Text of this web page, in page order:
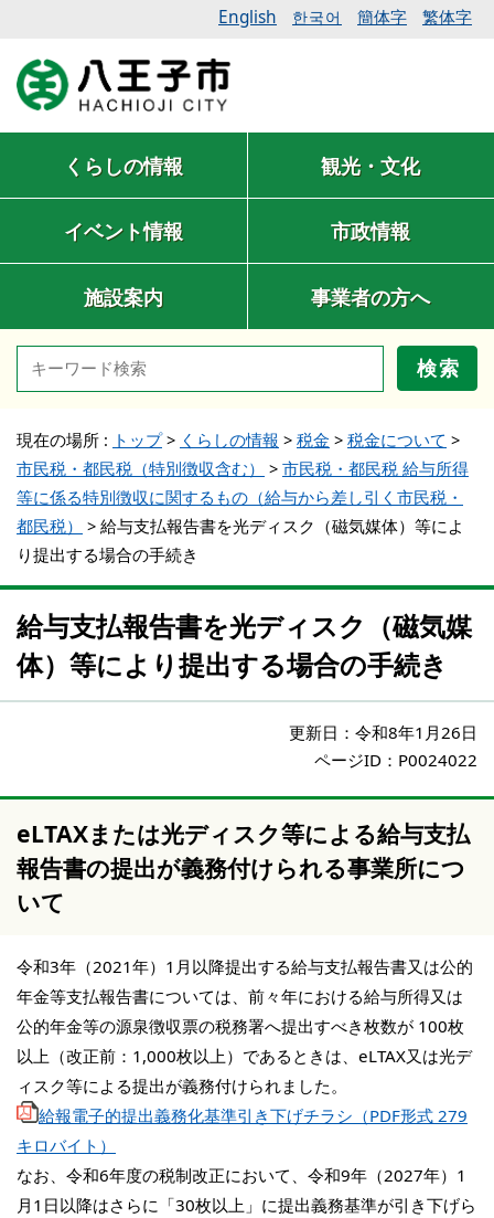
English 한국어 簡体字 繁体字
くらしの情報 観光・文化
イベント情報 市政情報
施設案内 事業者の方へ
検索
現在の場所 : トップ> くらしの情報 > 税金 > 税金について >
市民税・都民税（特別徴収含む）
> 市民税・都民税 給与所得
等に係る特別徴収に関するもの（給与から差し引く市民税・
都民税）
> 給与支払報告書を光ディスク（磁気媒体）等によ
り提出する場合の手続き
給与支払報告書を光ディスク（磁気媒
体）等により提出する場合の手続き
更新日： 令和8年1月26日
ページID：P0024022
eLTAXまたは光ディスク等による給与支払
報告書の提出が義務付けられる事業所につ
いて
令和3年（2021年）1月以降提出する給与支払報告書又は公的
年金等支払報告書については、前々年における給与所得又は
公的年金等の源泉徴収票の税務署へ提出すべき枚数が 100枚
以上（改正前：1,000枚以上）であるときは、eLTAX又は光デ
ィスク等による提出が義務付けられました。
給報電子的提出義務化基準引き下げチラシ（PDF形式 279
キロバイト）
なお、令和6年度の税制改正において、令和9年（2027年）1
月1日以降はさらに「30枚以上」に提出義務基準が引き下げら